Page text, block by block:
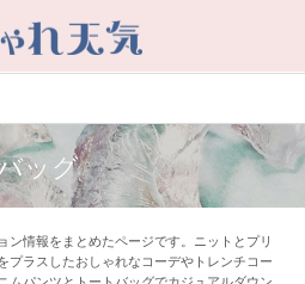
ッグ
ン情報をまとめたページです。ニットとプリ
プラスしたおしゃれなコーデやトレンチコー